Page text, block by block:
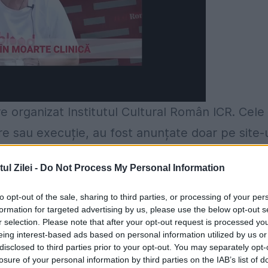
Zilei - Do Not Process My Personal Information
opt-out of the sale, sharing to third parties, or processing of your
for targeted advertising by us, please use the below opt-out
selection. Please note that after your opt-out request is processed
interest-based ads based on personal information utilized by us
to third parties prior to your opt-out. You may separately
of your personal information by third parties on the IAB’s list of
organizat Institutul Cultural Român ICR. Cele
sau execuție, au fost anunțate doar pe site-
publică și nu pe site-ul oficial al ICR
caută în mod obișnuit, scrie B1.
posibilitea unui "concurs cu dedicație" în
anunțul este unul mai "ascuns".
precum director general în Direcția